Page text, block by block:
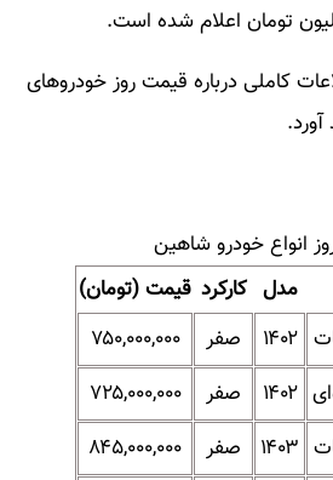
کاملی درباره قیمت روز خودروهای
انواع خودرو شاهین
مدل کارکرد قیمت (تومان)
۱۴۰۲ صفر
۷۵۰,۰۰۰,۰۰۰
۱۴۰۲ صفر
۷۲۵,۰۰۰,۰۰۰
۱۴۰۳ صفر
۸۴۵,۰۰۰,۰۰۰